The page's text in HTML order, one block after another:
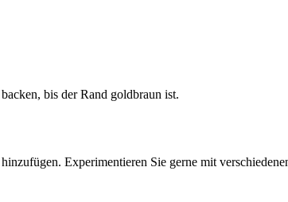
bis der Rand goldbraun ist.
Experimentieren Sie gerne mit